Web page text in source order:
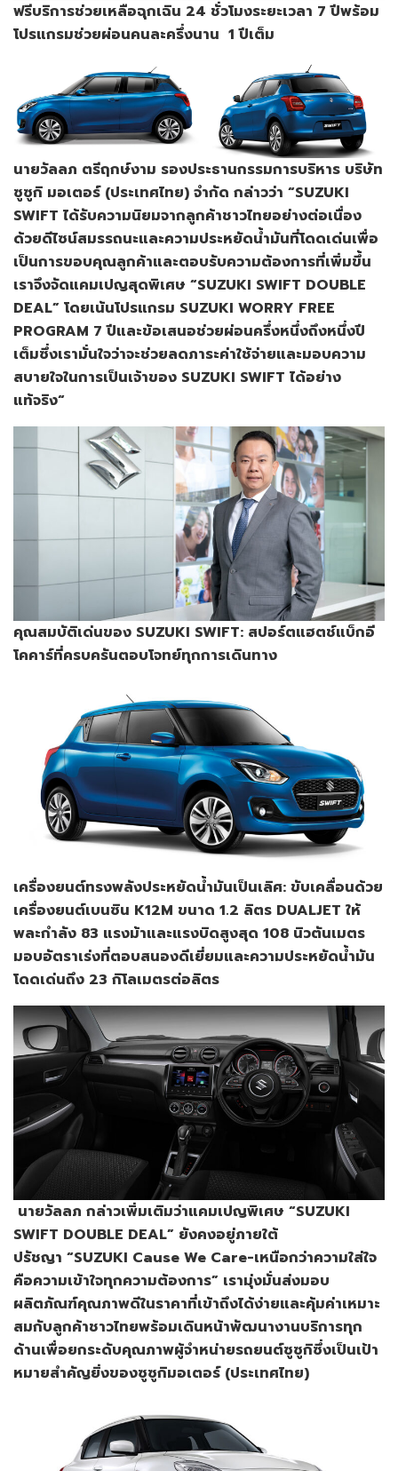
ฟรีบริการช่วยเหลือฉุกเฉิน 24 ชั่วโมงระยะเวลา 7ปีพร้อม
โปรแกรมช่วยผ่อนคนละครึ่งนาน 1ปีเต็ม
นายวัลลภ ตรีฤกษ์งาม รองประธานกรรมการบริหาร บริษัท
ซูซูกิ มอเตอร์(ประเทศไทย) จำกัด กล่าวว่า “SUZUKI
SWIFT ได้รับความนิยมจากลูกค้าชาวไทยอย่างต่อเนื่อง
ด้วยดีไซน์สมรรถนะและความประหยัดน้ำมันที่โดดเด่นเพื่อ
เป็นการขอบคุณลูกค้าและตอบรับความต้องการที่เพิ่มขึ้น
เราจึงจัดแคมเปญสุดพิเศษ “SUZUKI SWIFT DOUBLE
DEAL” โดยเน้นโปรแกรม SUZUKI WORRY FREE
PROGRAM 7ปีและข้อเสนอช่วยผ่อนครึ่งหนึ่งถึงหนึ่งปี
เต็มซึ่งเรามั่นใจว่าจะช่วยลดภาระค่าใช้จ่ายและมอบความ
สบายใจในการเป็นเจ้าของ SUZUKI SWIFT ได้อย่าง
แท้จริง“
คุณสมบัติเด่นของ SUZUKI SWIFT: สปอร์ตแฮตช์แบ็กอี
โคคาร์ที่ครบครันตอบโจทย์ทุกการเดินทาง
เครื่องยนต์ทรงพลังประหยัดน้ำมันเป็นเลิศ: ขับเคลื่อนด้วย
เครื่องยนต์เบนซิน K12M ขนาด 1.2 ลิตร DUALJET ให้
พละกำลัง 83 แรงม้าและแรงบิดสูงสุด 108 นิวตันเมตร
มอบอัตราเร่งที่ตอบสนองดีเยี่ยมและความประหยัดน้ำมัน
โดดเด่นถึง 23 กิโลเมตรต่อลิตร
นายวัลลภ กล่าวเพิ่มเติมว่าแคมเปญพิเศษ “SUZUKI
SWIFT DOUBLE DEAL” ยังคงอยู่ภายใต้
ปรัชญา “SUZUKI Cause We Care-เหนือกว่าความใส่ใจ
คือความเข้าใจทุกความต้องการ” เรามุ่งมั่นส่งมอบ
ผลิตภัณฑ์คุณภาพดีในราคาที่เข้าถึงได้ง่ายและคุ้มค่าเหมาะ
สมกับลูกค้าชาวไทยพร้อมเดินหน้าพัฒนางานบริการทุก
ด้านเพื่อยกระดับคุณภาพผู้จำหน่ายรถยนต์ซูซูกิซึ่งเป็นเป้า
หมายสำคัญยิ่งของซูซูกิมอเตอร์(ประเทศไทย)